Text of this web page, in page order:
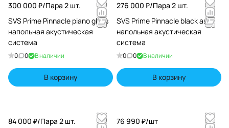
300 000 ₽/Пара 2 шт.
SVS Prime Pinnacle piano gloss
напольная акустическая
система
0 0 В наличии
В корзину
276 000 ₽/Пара 2 шт.
SVS Prime Pinnacle black ash
напольная акустическая
система
0 0 В наличии
В корзину
84 000 ₽/Пара 2 шт.
76 990 ₽/шт